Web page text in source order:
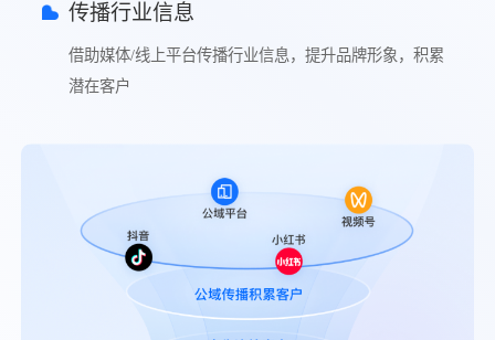
传播行业信息
借助媒体/线上平台传播行业信息，提升品牌形象，积累
潜在客户